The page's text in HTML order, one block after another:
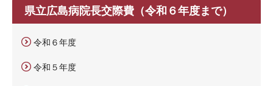
県立広島病院長交際費（令和６年度まで）
令和６年度
令和５年度